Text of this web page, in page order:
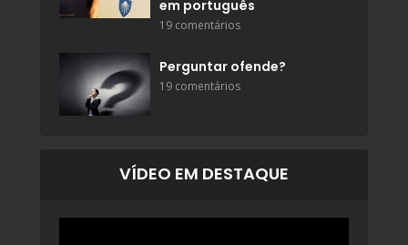
em português
19 comentários
Perguntar ofende?
19 comentários
VÍDEO EM DESTAQUE